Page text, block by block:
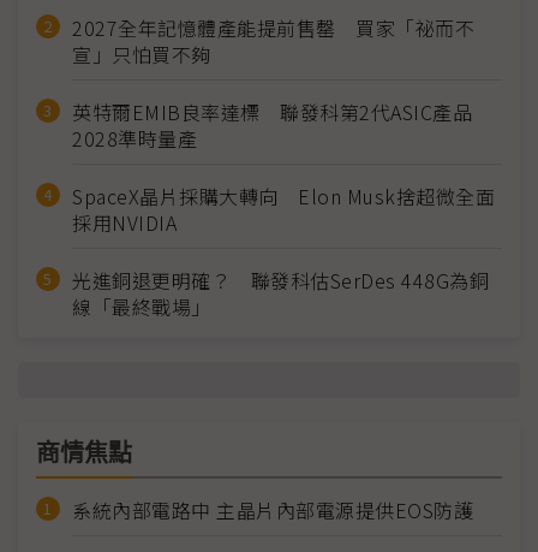
2027全年記憶體產能提前售罄 買家「祕而不
宣」只怕買不夠
英特爾EMIB良率達標 聯發科第2代ASIC產品
2028準時量產
SpaceX晶片採購大轉向 Elon Musk捨超微全面
採用NVIDIA
光進銅退更明確？ 聯發科估SerDes 448G為銅
線「最終戰場」
商情焦點
系統內部電路中 主晶片內部電源提供EOS防護